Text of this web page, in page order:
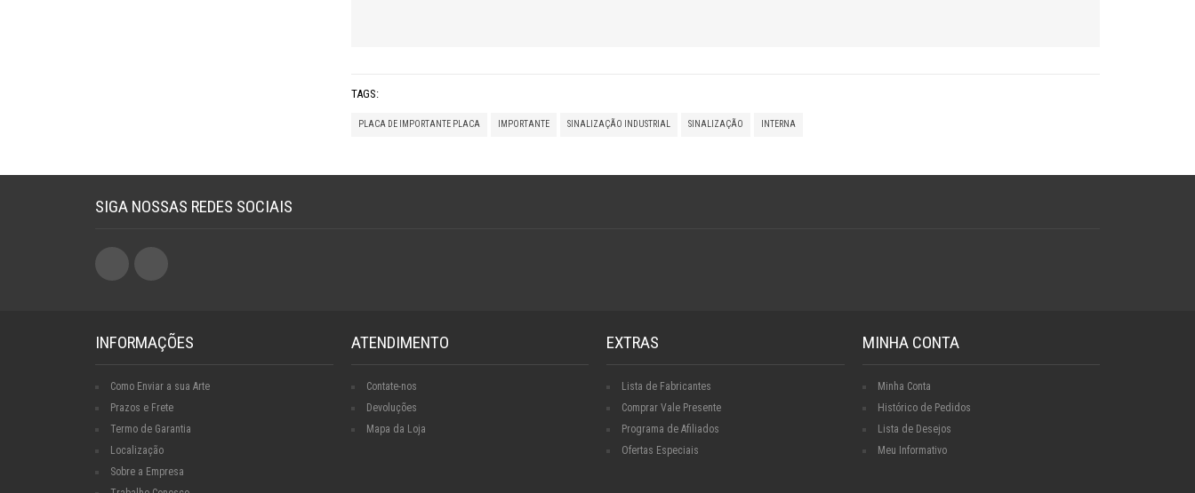
TAGS:
PLACA DE IMPORTANTE PLACA IMPORTANTE SINALIZAÇÃO INDUSTRIAL SINALIZAÇÃO INTERNA
SIGA NOSSAS REDES SOCIAIS
INFORMAÇÕES
Como Enviar a sua Arte
Prazos e Frete
Termo de Garantia
Localização
Sobre a Empresa
ATENDIMENTO
Contate-nos
Devoluções
Mapa da Loja
EXTRAS
Lista de Fabricantes
Comprar Vale Presente
Programa de Afiliados
Ofertas Especiais
MINHA CONTA
Minha Conta
Histórico de Pedidos
Lista de Desejos
Meu Informativo